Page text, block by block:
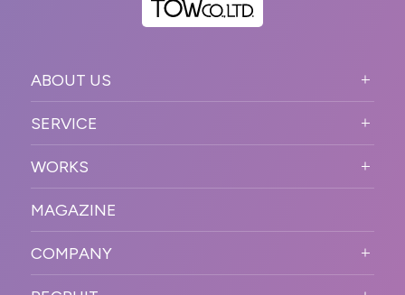
ABOUT US
PURPOSE
VISION
OUR DNA
SERVICE
STRONG POINT
BUSINESS DOMAIN
SOLUTION
WORKFLOW
WORKS
オンラインイベント
SNSプロモーション
プラットフォーム販
カンファレンス・展示会・アワ
ESPORTS・ゲームプロモーシ
MAGAZINE
COMPANY